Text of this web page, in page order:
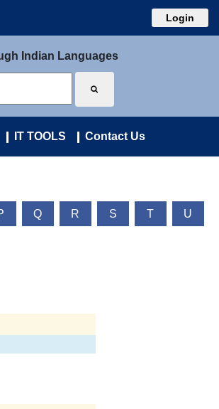
Login
Indian Languages
IT TOOLS Contact Us
Q R S T U